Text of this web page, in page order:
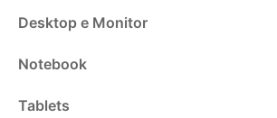
Desktop e Monitor
Notebook
Tablets